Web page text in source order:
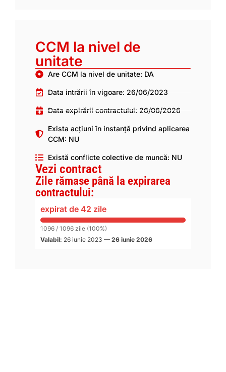
CCM la nivel de
unitate
Are CCM la nivel de unitate: DA
Data intrării în vigoare: 26/06/2023
Data expirării contractului: 26/06/2026
Exista acțiuni în instanță privind aplicarea
CCM: NU
Există conflicte colective de muncă: NU
Vezi contract
Zile rămase până la expirarea
contractului:
expirat de 42 zile
1096 / 1096 zile (100%)
Valabil: 26 iunie 2023 — 26 iunie 2026